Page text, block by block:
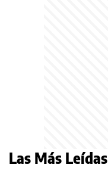
Las Más Leídas